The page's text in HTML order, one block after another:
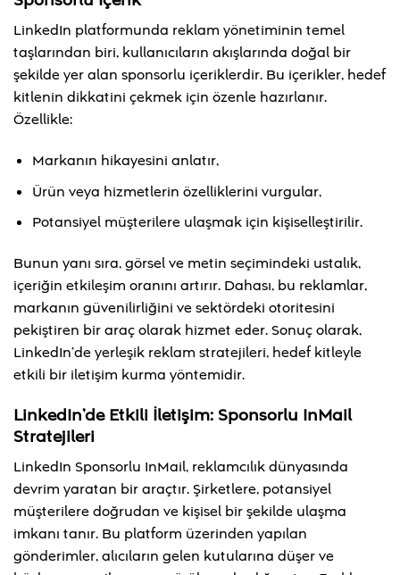
LinkedIn platformunda reklam yönetiminin temel
taşlarından biri, kullanıcıların akışlarında doğal bir
şekilde yer alan sponsorlu içeriklerdir. Bu içerikler, hedef
kitlenin dikkatini çekmek için özenle hazırlanır.
Özellikle:
Markanın hikayesini anlatır,
Ürün veya hizmetlerin özelliklerini vurgular,
Potansiyel müşterilere ulaşmak için kişiselleştirilir.
Bunun yanı sıra, görsel ve metin seçimindeki ustalık,
içeriğin etkileşim oranını artırır. Dahası, bu reklamlar,
markanın güvenilirliğini ve sektördeki otoritesini
pekiştiren bir araç olarak hizmet eder. Sonuç olarak,
LinkedIn’de yerleşik reklam stratejileri, hedef kitleyle
etkili bir iletişim kurma yöntemidir.
LinkedIn’de Etkili İletişim: Sponsorlu InMail
Stratejileri
LinkedIn Sponsorlu InMail, reklamcılık dünyasında
devrim yaratan bir araçtır. Şirketlere, potansiyel
müşterilere doğrudan ve kişisel bir şekilde ulaşma
imkanı tanır. Bu platform üzerinden yapılan
gönderimler, alıcıların gelen kutularına düşer ve